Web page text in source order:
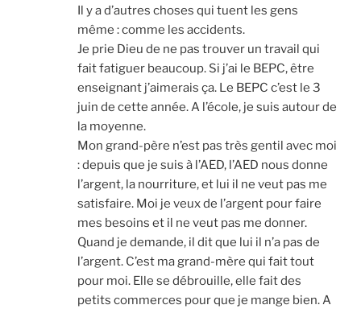
Il y a d’autres choses qui tuent les gens
même : comme les acci­dents.
Je prie Dieu de ne pas trou­ver un tra­vail qui
fait fati­guer beau­coup. Si j’ai le BEPC, être
ensei­gnant j’aimerais ça. Le BEPC c’est le 3
juin de cette année. A l’école, je suis autour de
la moyenne.
Mon grand-père n’est pas très gen­til avec moi
: depuis que je suis à l’AED, l’AED nous donne
l’argent, la nour­ri­ture, et lui il ne veut pas me
satis­faire. Moi je veux de l’argent pour faire
mes besoins et il ne veut pas me don­ner.
Quand je demande, il dit que lui il n’a pas de
l’argent. C’est ma grand-mère qui fait tout
pour moi. Elle se débrouille, elle fait des
petits com­merces pour que je mange bien. A